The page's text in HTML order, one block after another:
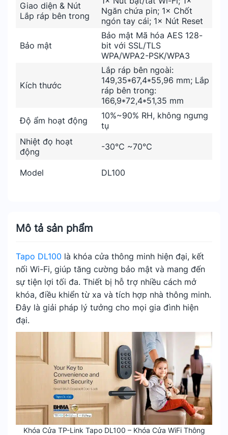
Mô tả sản phẩm
Tapo DL100 là khóa cửa thông minh hiện đại, kết
nối Wi-Fi, giúp tăng cường bảo mật và mang đến
sự tiện lợi tối đa. Thiết bị hỗ trợ nhiều cách mở
khóa, điều khiển từ xa và tích hợp nhà thông minh.
Đây là giải pháp lý tưởng cho mọi gia đình hiện
đại.
Khóa Cửa TP-Link Tapo DL100 – Khóa Cửa WiFi Thông
Giao diện & Nút
Lắp ráp bên trong
Ngăn chứa pin; 1× Chốt
ngón tay cái; 1× Nút Reset
Bảo mật
Bảo mật Mã hóa AES 128-
bit với SSL/TLS
WPA/WPA2-PSK/WPA3
Kích thước
Lắp ráp bên ngoài:
149,35*67,4*55,96 mm; Lắp
ráp bên trong:
166,9*72,4*51,35 mm
Độ ẩm hoạt động
10%~90% RH, không ngưng
tụ
Nhiệt đọ hoạt
động
-30℃ ~70℃
Model DL100